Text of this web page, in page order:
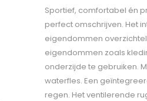
Sportief, comfortabel én
perfect omschrijven. Het
eigendommen
eigendommen zoals
onderzijde te gebruiken.
waterfles. Een
regen. Het ventilerende